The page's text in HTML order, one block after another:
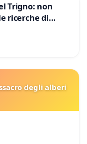
Trigno: non
ricerche di
degli alberi